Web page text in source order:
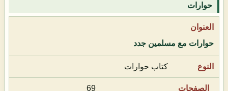
حوارات
حوارات مع مسلمين جدد
كتاب حوارات
69